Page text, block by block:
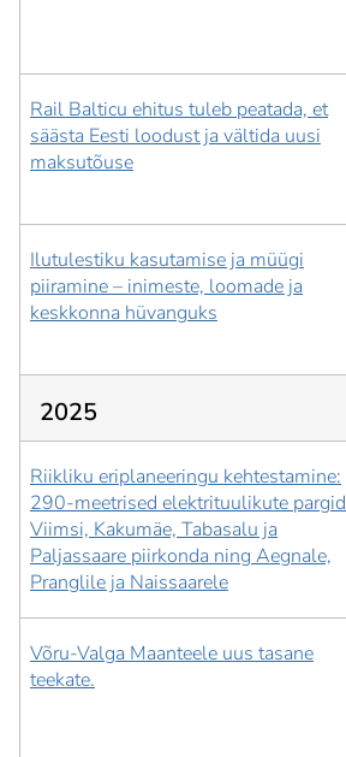
Rail Balticu ehitus tuleb peatada, et
säästa Eesti loodust ja vältida uusi
maksutõuse
Ilutulestiku kasutamise ja müügi
piiramine – inimeste, loomade ja
keskkonna hüvanguks
2025
Riikliku eriplaneeringu kehtestamine:
290-meetrised elektrituulikute pargid
Viimsi, Kakumäe, Tabasalu ja
Paljassaare piirkonda ning Aegnale,
Pranglile ja Naissaarele
Võru-Valga Maanteele uus tasane
teekate.